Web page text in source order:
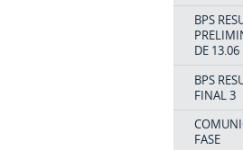
BPS
DE 13.06
BPS
FINAL 3
FASE